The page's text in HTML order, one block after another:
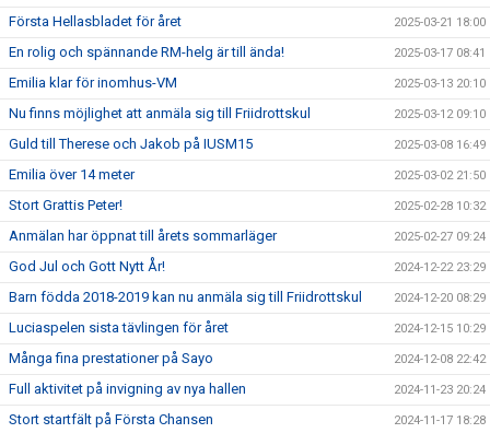
Första Hellasbladet för året 2025-03-21 18:00
En rolig och spännande RM-helg är till ända! 2025-03-17 08:41
Emilia klar för inomhus-VM 2025-03-13 20:10
Nu finns möjlighet att anmäla sig till Friidrottskul 2025-03-12 09:10
Guld till Therese och Jakob på IUSM15 2025-03-08 16:49
Emilia över 14 meter 2025-03-02 21:50
Stort Grattis Peter! 2025-02-28 10:32
Anmälan har öppnat till årets sommarläger 2025-02-27 09:24
God Jul och Gott Nytt År! 2024-12-22 23:29
Barn födda 2018-2019 kan nu anmäla sig till Friidrottskul 2024-12-20 08:29
Luciaspelen sista tävlingen för året 2024-12-15 10:29
Många fina prestationer på Sayo 2024-12-08 22:42
Full aktivitet på invigning av nya hallen 2024-11-23 20:24
Stort startfält på Första Chansen 2024-11-17 18:28